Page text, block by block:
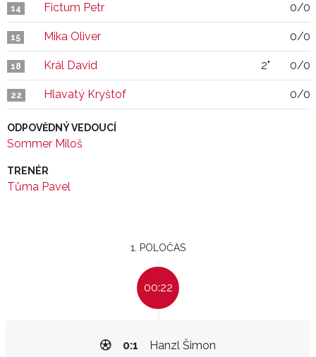
14 Fictum Petr 0/0
15 Mika Oliver 0/0
18 Král David 2" 0/0
22 Hlavatý Kryštof 0/0
ODPOVĚDNÝ VEDOUCÍ
Sommer Miloš
TRENÉR
Tůma Pavel
1. POLOČAS
00:22
Hanzl Šimon
0:1